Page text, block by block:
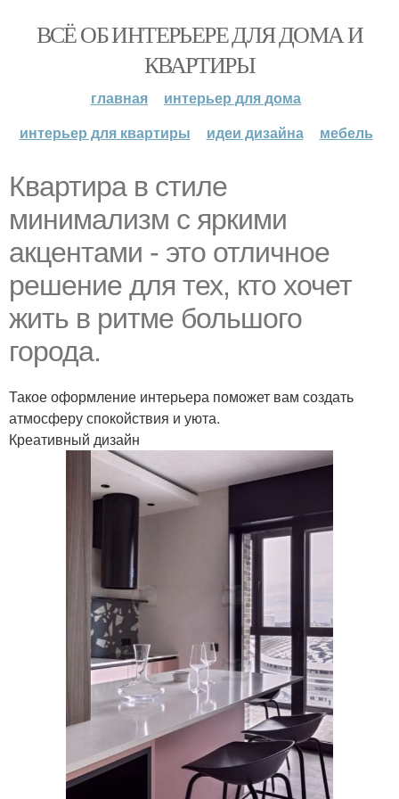
ВСЁ ОБ ИНТЕРЬЕРЕ ДЛЯ ДОМА И
КВАРТИРЫ
главная
интерьер для дома
интерьер для квартиры
идеи дизайна мебель
Квартира в стиле
минимализм с яркими
акцентами - это отличное
решение для тех, кто хочет
жить в ритме большого
города.
Такое оформление интерьера поможет вам создать
атмосферу спокойствия и уюта.
Креативный дизайн